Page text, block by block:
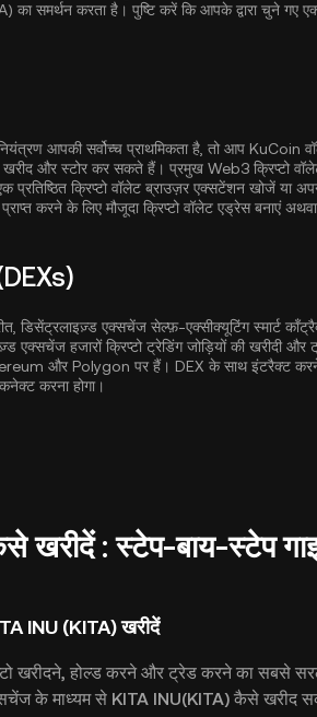
समर्थन करता है। पुष्टि करें कि आपके द्वारा चुने गए
आपकी सर्वोच्च प्राथमिकता है, तो आप KuCoin
और स्टोर कर सकते हैं। प्रमुख Web3 क्रिप्टो
क्रिप्टो वॉलेट ब्राउज़र एक्सटेंशन खोजें या
करने के लिए मौजूदा क्रिप्टो वॉलेट एड्रेस बनाएं अथवा
डिसेंट्रलाइज़्ड एक्सचेंज सेल्फ़-एक्सीक्यूटिंग स्मार्ट
हजारों क्रिप्टो ट्रेडिंग जोड़ियों की खरीदी और
और Polygon पर हैं। DEX के साथ इंटरैक्ट
करना होगा।
खरीदें : स्टेप-बाय-स्टेप
INU (KITA) खरीदें
खरीदने, होल्ड करने और ट्रेड करने का सबसे
के माध्यम से KITA INU(KITA) कैसे खरीद